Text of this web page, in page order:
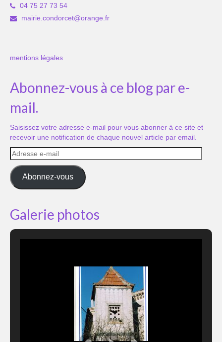
04 75 27 73 54
mairie.condorcet@orange.fr
mentions légales
Abonnez-vous à ce blog par e-
mail.
Saisissez votre adresse e-mail pour vous abonner à ce site et
recevoir une notification de chaque nouvel article par email.
Adresse
e-
mail
Abonnez-vous
Galerie photos